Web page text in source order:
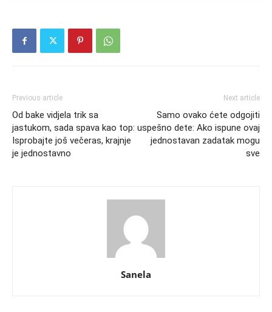
Previous article
Od bake vidjela trik sa
jastukom, sada spava kao top:
Isprobajte još večeras, krajnje
je jednostavno
Next article
Samo ovako ćete odgojiti
uspešno dete: Ako ispune ovaj
jednostavan zadatak mogu
sve
Sanela